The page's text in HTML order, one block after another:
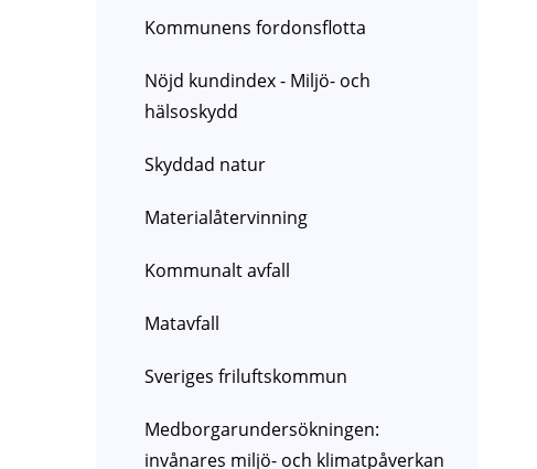
Kommunens fordonsflotta
Nöjd kundindex - Miljö- och
hälsoskydd
Skyddad natur
Materialåtervinning
Kommunalt avfall
Matavfall
Sveriges friluftskommun
Medborgarundersökningen:
invånares miljö- och klimatpåverkan